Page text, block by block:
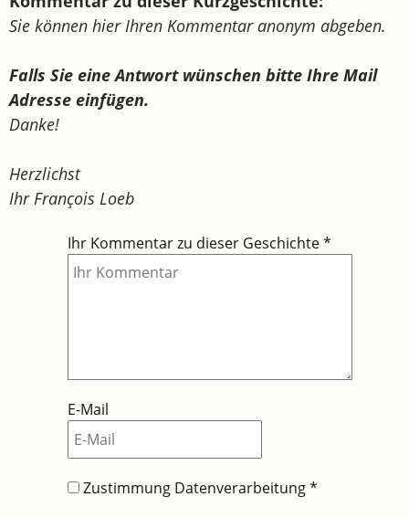
Sie können hier Ihren Kommentar anonym abgeben.
Falls Sie eine Antwort wünschen bitte Ihre Mail
Adresse einfügen.
Danke!
Herzlichst
Ihr François Loeb
Ihr Kommentar zu dieser Geschichte*
E-Mail
Zustimmung Datenverarbeitung*